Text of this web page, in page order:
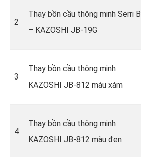
2
Thay bồn cầu thông minh Serri B
– KAZOSHI JB-19G
3
Thay bồn cầu thông minh
KAZOSHI JB-812 màu xám
4
Thay bồn cầu thông minh
KAZOSHI JB-812 màu đen